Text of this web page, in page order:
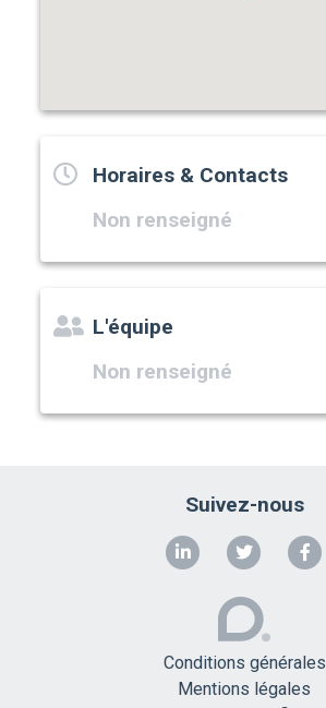
Horaires & Contacts
Non renseigné
L'équipe
Non renseigné
Suivez-nous
Conditions générales
Mentions légales